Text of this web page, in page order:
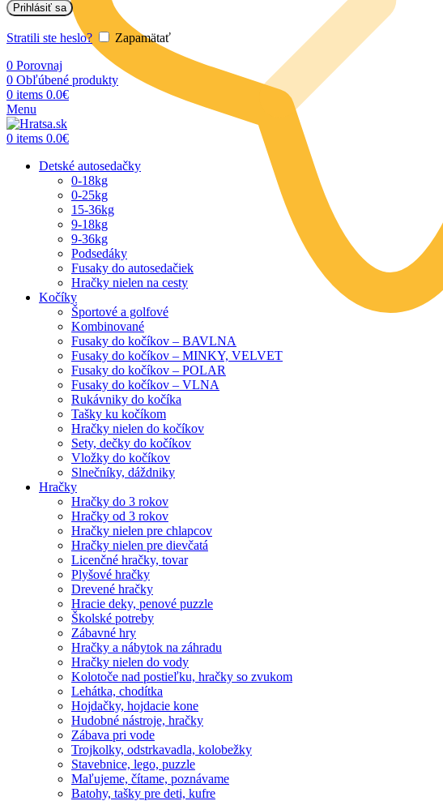
Prihlásiť sa
Stratili ste heslo?
Zapamätať
0 Porovnaj
0 Obľúbené produkty
0 items 0.0€
Menu
0 items 0.0€
Detské autosedačky
0-18kg
0-25kg
15-36kg
9-18kg
9-36kg
Podsedáky
Fusaky do autosedačiek
Hračky nielen na cesty
Kočíky
Športové a golfové
Kombinované
Fusaky do kočíkov – BAVLNA
Fusaky do kočíkov – MINKY, VELVET
Fusaky do kočíkov – POLAR
Fusaky do kočíkov – VLNA
Rukávniky do kočíka
Tašky ku kočíkom
Hračky nielen do kočíkov
Sety, dečky do kočíkov
Vložky do kočíkov
Slnečníky, dáždniky
Hračky
Hračky do 3 rokov
Hračky od 3 rokov
Hračky nielen pre chlapcov
Hračky nielen pre dievčatá
Licenčné hračky, tovar
Plyšové hračky
Drevené hračky
Hracie deky, penové puzzle
Školské potreby
Zábavné hry
Hračky a nábytok na záhradu
Hračky nielen do vody
Kolotoče nad postieľku, hračky so zvukom
Lehátka, chodítka
Hojdačky, hojdacie kone
Hudobné nástroje, hračky
Zábava pri vode
Trojkolky, odstrkavadla, kolobežky
Stavebnice, lego, puzzle
Maľujeme, čítame, poznávame
Batohy, tašky pre deti, kufre